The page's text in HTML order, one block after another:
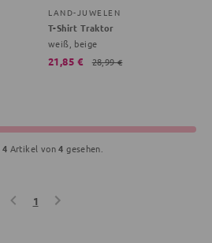
LAND-JUWELEN
T-Shirt Traktor
weiß, beige
21,85 € 28,99 €
4 Artikel von4 gesehen.
1